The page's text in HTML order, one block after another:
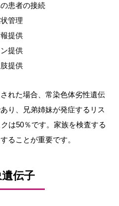
患者の接続
管理
提供
提供
提供
れた場合、常染色体劣性遺伝
り、兄弟姉妹が発症するリス
は50％です。家族を検査する
ることが重要です。
伝子